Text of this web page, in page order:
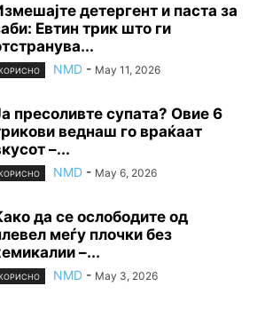
детергент и паста за
Евтин трик што ги
NMD - May 11, 2026
пресоливте супата? Овие 6
веднаш го враќаат
–...
NMD - May 6, 2026
да се ослободите од
меѓу плочки без
–...
NMD - May 3, 2026